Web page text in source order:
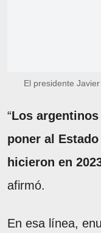
El presidente
“Los
poner al
hicieron en
afirmó.
En esa línea,